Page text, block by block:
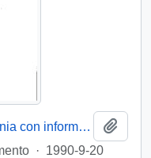
[Carta del rey del reino de Jordania con informe de la posición de su país frente a la guerra del Golfo].
· 1990-9-20